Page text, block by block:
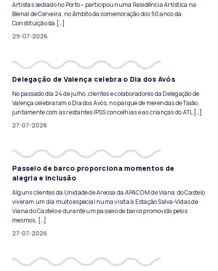
Artistas sediado no Porto – participou numa Residência Artística na
Bienal de Cerveira, no âmbito da comemoração dos 50 anos da
Constituição da […]
29-07-2026
Delegação de Valença celebra o Dia dos Avós
No passado dia 24 de julho, clientes e colaboradores da Delegação de
Valença celebraram o Dia dos Avós, no parque de merendas de Taião,
juntamente com as restantes IPSS concelhias e as crianças do ATL […]
27-07-2026
Passeio de barco proporciona momentos de
alegria e inclusão
Alguns clientes da Unidade de Areosa da APACDM de Viana do Castelo
viveram um dia muito especial numa visita à Estação Salva-Vidas de
Viana do Castelo e durante um passeio de barco promovido pelos
mesmos, […]
27-07-2026